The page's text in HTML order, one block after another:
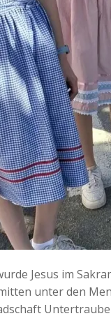
Jesus im
unter den